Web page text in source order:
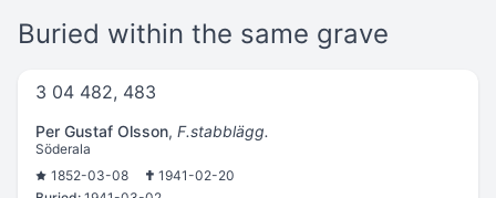
Buried within the same grave
3 04 482, 483
Per Gustaf Olsson, F.stabblägg.
Söderala
1852-03-08
1941-02-20